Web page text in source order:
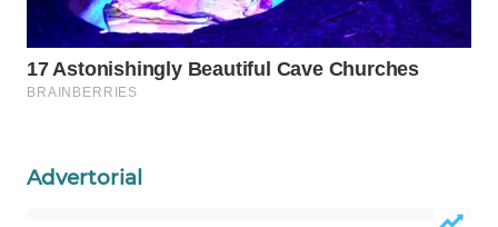
Advertorial
Media
Group
NEWS